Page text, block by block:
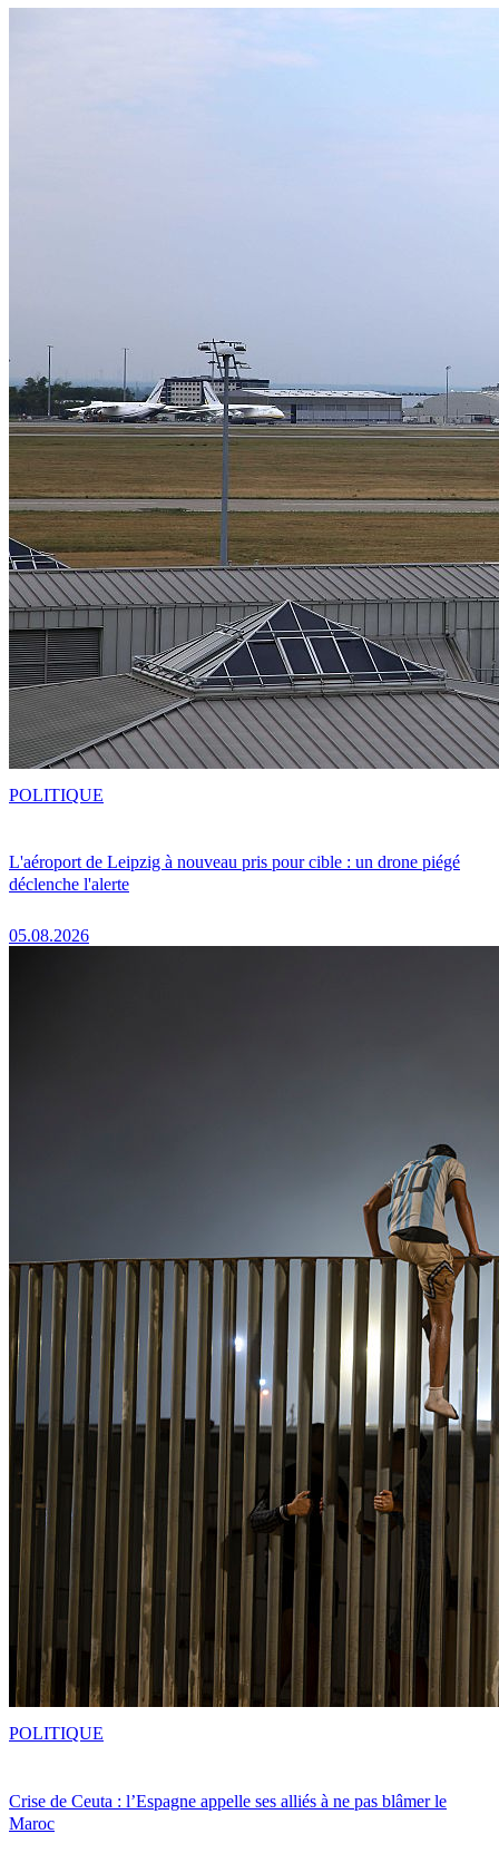
L'aéroport de Leipzig à nouveau pris pour cible : un drone piégé
déclenche l'alerte
05.08.2026
POLITIQUE
Crise de Ceuta : l’Espagne appelle ses alliés à ne pas blâmer le
Maroc
POLITIQUE